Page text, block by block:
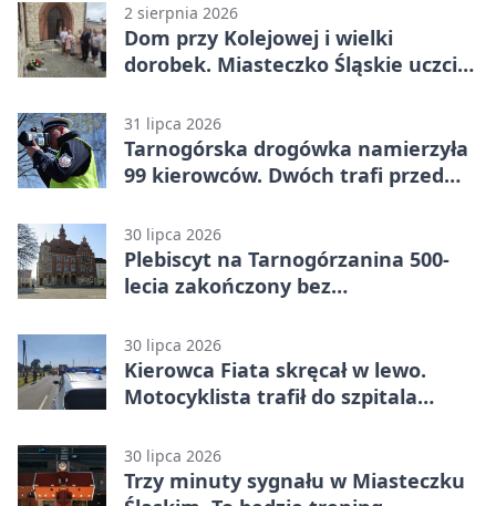
2 sierpnia 2026
Dom przy Kolejowej i wielki
dorobek. Miasteczko Śląskie uczciło
31 lipca 2026
Tarnogórska drogówka namierzyła
99 kierowców. Dwóch trafi przed
30 lipca 2026
Plebiscyt na Tarnogórzanina 500-
lecia zakończony bez
30 lipca 2026
Kierowca Fiata skręcał w lewo.
Motocyklista trafił do szpitala
30 lipca 2026
Trzy minuty sygnału w Miasteczku